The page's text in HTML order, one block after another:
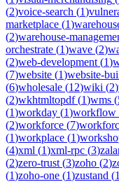
(2)voice-search (1)
marketplace (1)
(2)warehouse-
orchestrate (1)wave (2)
(2)web-development (1)
(7)website (1)website-
(6)wholesale (12)wiki (2)
(2)wkhtmltopdf(1)wms (
(1)workday (1)workflow
(2)workforce (7)
(1)workplace (1)
(4)xml (1)xml-rpc (3)
(2)zero-trust (3)zoho (2)
(1)zoho-one (1)zustand (1